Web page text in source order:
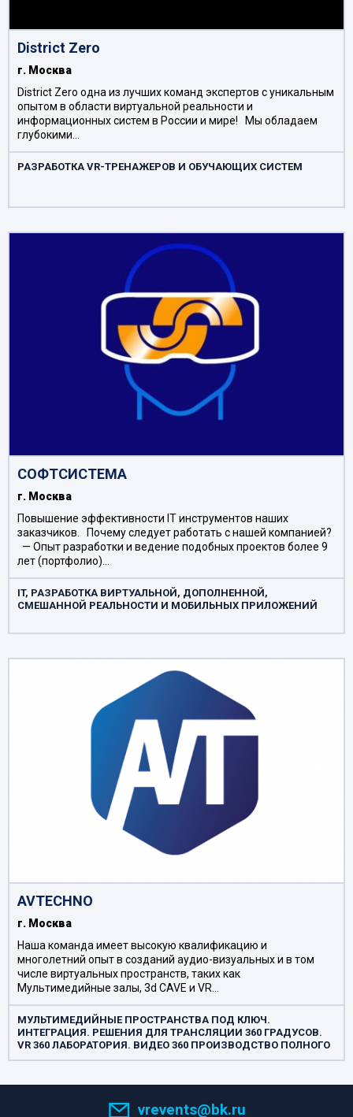
District Zero
г. Москва
District Zero одна из лучших команд экспертов с уникальным
опытом в области виртуальной реальности и
информационных систем в России и мире! Мы обладаем
глубокими…
РАЗРАБОТКА VR-ТРЕНАЖЕРОВ И ОБУЧАЮЩИХ СИСТЕМ
СОФТСИСТЕМА
г. Москва
Повышение эффективности IT инструментов наших
заказчиков. Почему следует работать с нашей компанией?
— Опыт разработки и ведение подобных проектов более 9
лет (портфолио)…
IT, РАЗРАБОТКА ВИРТУАЛЬНОЙ, ДОПОЛНЕННОЙ,
СМЕШАННОЙ РЕАЛЬНОСТИ И МОБИЛЬНЫХ ПРИЛОЖЕНИЙ
AVTEСHNO
г. Москва
Наша команда имеет высокую квалификацию и
многолетний опыт в созданий аудио-визуальных и в том
числе виртуальных пространств, таких как
Мультимедийные залы, 3d CAVE и VR…
МУЛЬТИМЕДИЙНЫЕ ПРОСТРАНСТВА ПОД КЛЮЧ.
ИНТЕГРАЦИЯ. РЕШЕНИЯ ДЛЯ ТРАНСЛЯЦИИ 360 ГРАДУСОВ.
VR 360 ЛАБОРАТОРИЯ. ВИДЕО 360 ПРОИЗВОДСТВО ПОЛНОГО
ЦИКЛА. ВИРТУАЛЬНЫЕ СИМУЛЯТОРЫ. ДОПОЛНЕННАЯ
vrevents@bk.ru